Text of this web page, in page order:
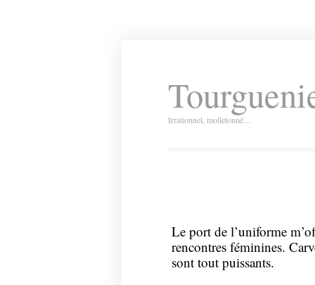
Irrationnel, molletonné…
Le port de l’uniforme
rencontres féminines.
sont tout puissants.